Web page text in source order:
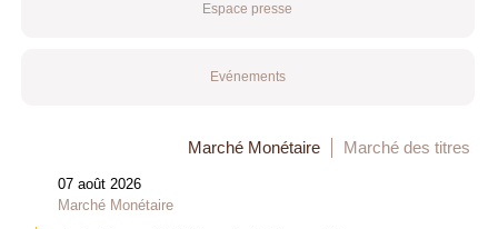
Espace presse
Evénements
Marché Monétaire Marché des titres
07 août 2026
Marché Monétaire